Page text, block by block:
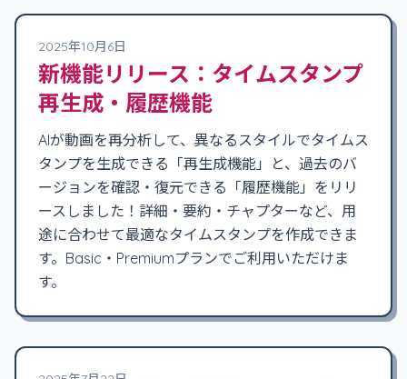
2025年10月6日
新機能リリース：タイムスタンプ
再生成・履歴機能
AIが動画を再分析して、異なるスタイルでタイムス
タンプを生成できる「再生成機能」と、過去のバ
ージョンを確認・復元できる「履歴機能」をリリ
ースしました！詳細・要約・チャプターなど、用
途に合わせて最適なタイムスタンプを作成できま
す。Basic・Premiumプランでご利用いただけま
す。